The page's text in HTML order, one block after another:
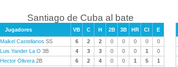
Santiago de Cuba al bate
Jugadores VB C H 2B 3B HR CI
E
Maikel Castellanos SS 6 2 2 0 0 0 0
0
Luis Yander La O 3B 4 3 3 0 0 0 1
0
Hector Olivera 2B 6 2 4 0 0 1 5
1